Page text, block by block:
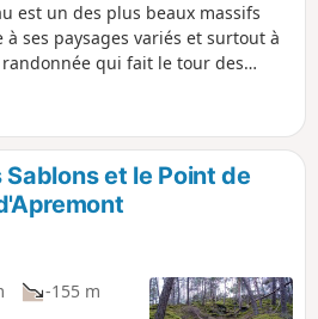
est un des plus beaux massifs
ses paysages variés et surtout à
qui fait le tour des
toute sa beauté mais
à la fois à l'érosion naturelle et à
proximité de la région parisienne
Sablons et le Point de
-155 m